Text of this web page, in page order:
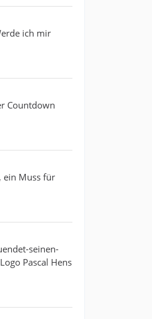
ich mir
Countdown
ein Muss für
seinen-
Pascal Hens